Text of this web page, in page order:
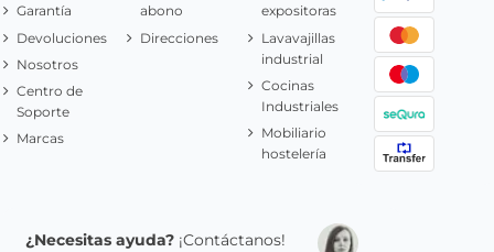
Garantía
Devoluciones
Nosotros
Centro de
Soporte
Marcas
abono
Direcciones
expositoras
Lavavajillas
industrial
Cocinas
Industriales
Mobiliario
hostelería
¿Necesitas ayuda? ¡Contáctanos!